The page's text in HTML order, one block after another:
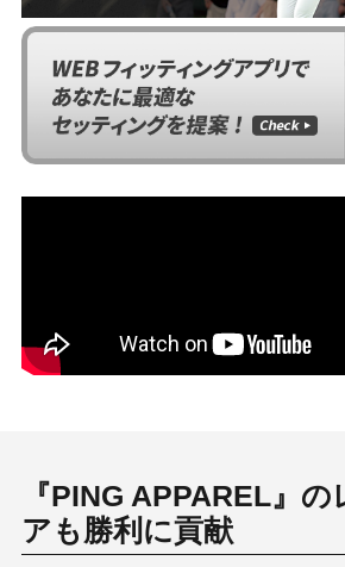
『PING APPAREL』
アも勝利に貢献